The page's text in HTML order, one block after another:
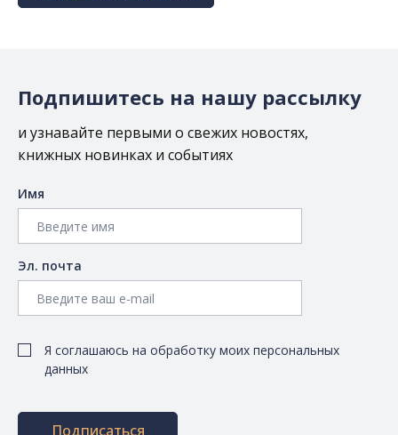
Подпишитесь на нашу рассылку
и узнавайте первыми о свежих новостях,
книжных новинках и событиях
Имя
Эл. почта
Я соглашаюсь на обработку моих персональных
данных
Подписаться